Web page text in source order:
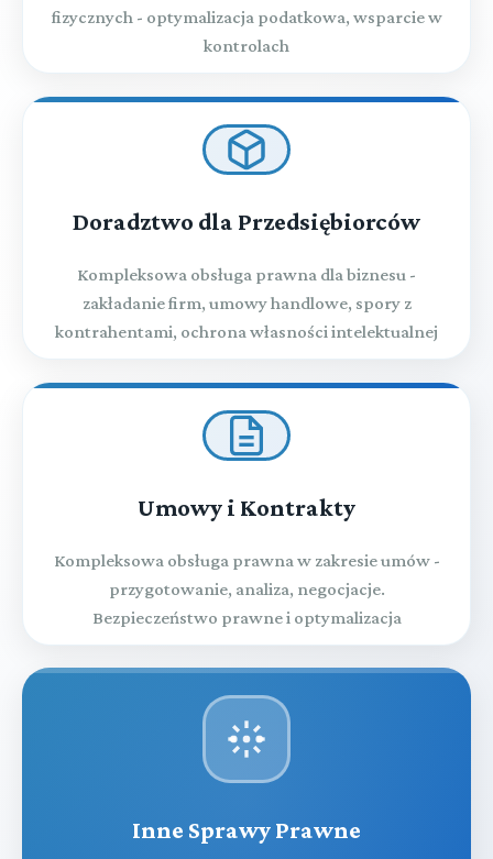
fizycznych - optymalizacja podatkowa, wsparcie w
kontrolach
Doradztwo dla Przedsiębiorców
Kompleksowa obsługa prawna dla biznesu -
zakładanie firm, umowy handlowe, spory z
kontrahentami, ochrona własności intelektualnej
Umowy i Kontrakty
Kompleksowa obsługa prawna w zakresie umów -
przygotowanie, analiza, negocjacje.
Bezpieczeństwo prawne i optymalizacja
Inne Sprawy Prawne